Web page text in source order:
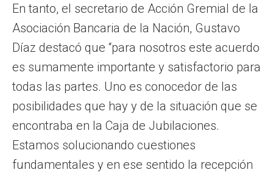
En tanto, el secretario de Acción Gremial de la
Asociación Bancaria de la Nación, Gustavo
Díaz destacó que “para nosotros este acuerdo
es sumamente importante y satisfactorio para
todas las partes. Uno es conocedor de las
posibilidades que hay y de la situación que se
encontraba en la Caja de Jubilaciones.
Estamos solucionando cuestiones
fundamentales y en ese sentido la recepción